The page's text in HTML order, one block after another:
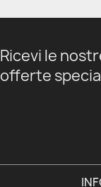
Ricevi le
offerte